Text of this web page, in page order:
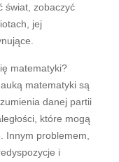
świat, zobaczyć
jej
matematyki?
matematyki są
danej partii
które mogą
Innym problemem,
i